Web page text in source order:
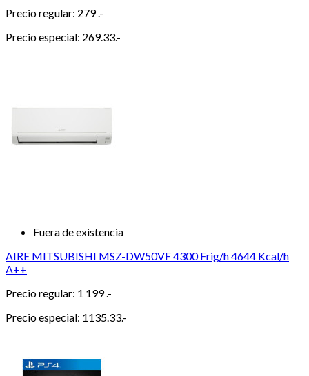
Precio regular: 279 .-
Precio especial: 269.33.-
Fuera de existencia
AIRE MITSUBISHI MSZ-DW50VF 4300 Frig/h 4644 Kcal/h
A++
Precio regular: 1 199 .-
Precio especial: 1135.33.-